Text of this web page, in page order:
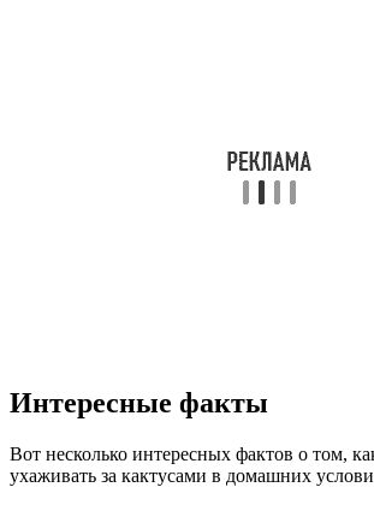
Интересные факты
Вот несколько интересных фактов о том,
ухаживать за кактусами в домашних